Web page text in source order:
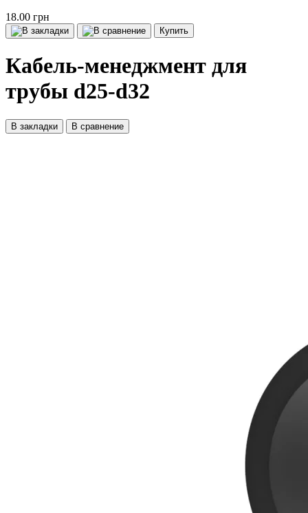
18.00 грн
Купить
Кабель-менеджмент для
трубы d25-d32
В закладки В сравнение